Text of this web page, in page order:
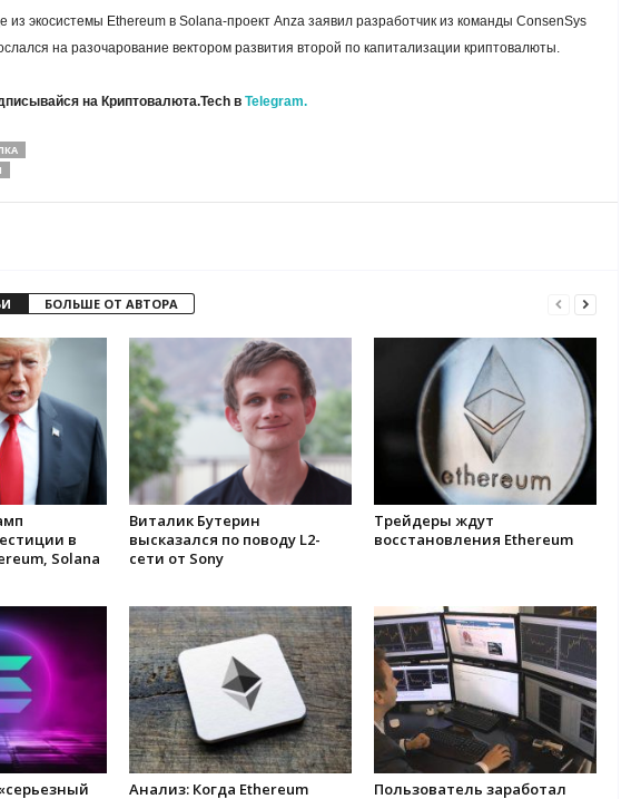
из экосистемы Ethereum в Solana-проект Anza заявил разработчик из команды ConsenSys
на разочарование вектором развития второй по капитализации криптовалюты.
на Криптовалюта.Tech в Telegram.
БОЛЬШЕ ОТ АВТОРА
в
Solana
Виталик Бутерин
высказался по поводу L2-
сети от Sony
Трейдеры ждут
восстановления Ethereum
Анализ: Когда Ethereum
Пользователь заработал